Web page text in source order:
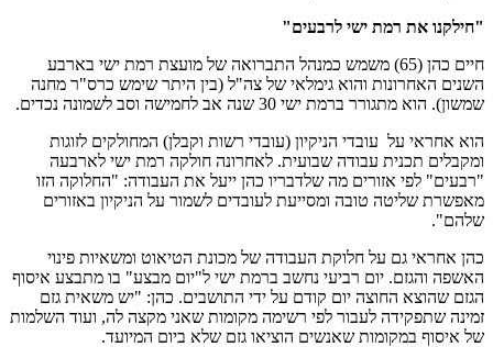
"חילקנו את רמת ישי לרבעים"
חיים כהן (65) משמש כמנהל התברואה של מועצת רמת ישי בארבע
השנים האחרונות והוא גימלאי של צה"ל (בין היתר שימש כרס"ר מחנה
שמשון). הוא מתגורר ברמת ישי 30 שנה אב לחמישה וסב לשמונה נכדים.
הוא אחראי על עובדי הניקיון (עובדי רשות וקבלן) המחולקים לזוגות
ומקבלים תכנית עבודה שבועית. לאחרונה חולקה רמת ישי לארבעה
"רבעים" לפי אזורים מה שלדבריו כהן ייעל את העבודה: "החלוקה הזו
מאפשרת שליטה טובה ומסייעת לעובדים לשמור על הניקיון באזורים
שלהם".
כהן אחראי גם על חלוקת העבודה של מכונת הטיאוט ומשאיות פינוי
האשפה והגזם. יום רביעי נחשב ברמת ישי ל"יום מבצע" בו מתבצע איסוף
הגזם שהוצא החוצה יום קודם על ידי התושבים. כהן: "יש משאית גזם
זמינה שתפקידה לעבור לפי רשימה מקומות שאני מקצה לה, ועוד השלמות
של איסוף במקומות שאנשים הוציאו גזם שלא ביום המיועד.